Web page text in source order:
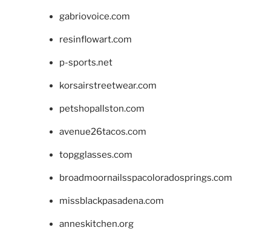
gabriovoice.com
resinflowart.com
p-sports.net
korsairstreetwear.com
petshopallston.com
avenue26tacos.com
topgglasses.com
broadmoornailsspacoloradosprings.com
missblackpasadena.com
anneskitchen.org